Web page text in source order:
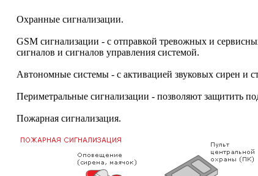
Охранные сигнализации.
GSM сигнализации - с отправкой тревожных и
сигналов и сигналов управления системой.
Автономные системы - с активацией звуковых сирен и
Периметральные сигнализации - позволяют защитить
Пожарная сигнализация.